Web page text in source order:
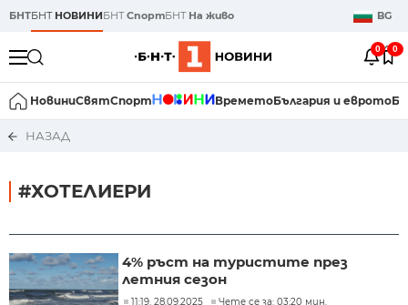
БНТБНТ НОВИНИБНТСпортБНТ На живо BG
0 0
НовиниСвятСпорт ВреметоБългария и еврото
НАЗАД
#ХОТЕЛИЕРИ
4% ръст на туристите през
летния сезон
11:19, 28.09.2025 Чете се за: 03:20 мин.